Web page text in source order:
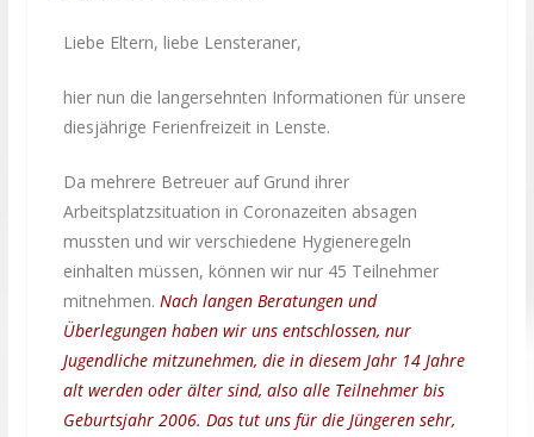
Liebe Eltern, liebe Lensteraner,
hier nun die langersehnten Informationen für unsere
diesjährige Ferienfreizeit in Lenste.
Da mehrere Betreuer auf Grund ihrer
Arbeitsplatzsituation in Coronazeiten absagen
mussten und wir verschiedene Hygieneregeln
einhalten müssen, können wir nur 45 Teilnehmer
mitnehmen. Nach langen Beratungen und
Überlegungen haben wir uns entschlossen, nur
Jugendliche mitzunehmen, die in diesem Jahr 14 Jahre
alt werden oder älter sind, also alle Teilnehmer bis
Geburtsjahr 2006. Das tut uns für die Jüngeren sehr,